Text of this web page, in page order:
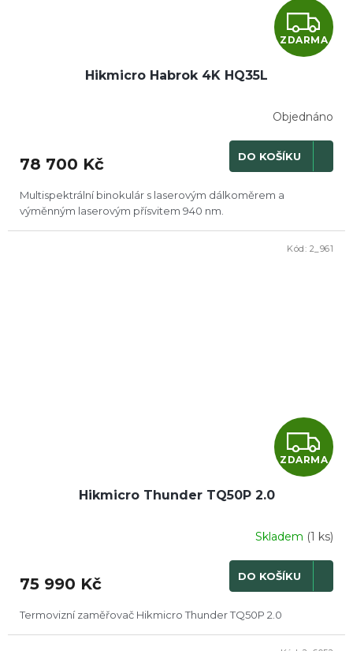
Z
D
R
M
ZDARMA
Hikmicro Habrok 4K HQ35L
Objednáno
78 700 Kč DO KOŠÍKU
Multispektrální binokulár s laserovým dálkoměrem a
výměnným laserovým přísvitem 940 nm.
Z
D
R
M
ZDARMA
Hikmicro Thunder TQ50P 2.0
Skladem (1 ks)
75 990 Kč DO KOŠÍKU
Termovizní zaměřovač Hikmicro Thunder TQ50P 2.0
Kód: 2_961